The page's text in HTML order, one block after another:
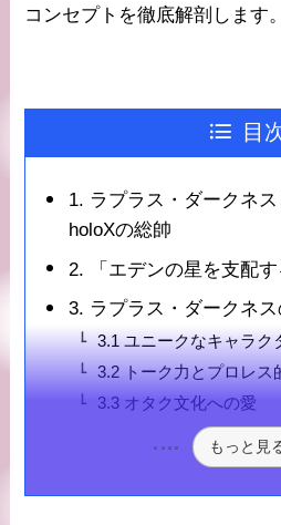
コンセプトを徹底解剖します。
目
1. ラプラス・ダークネ
holoXの総帥
2. 「エデンの星を支配
3. ラプラス・ダークネス
3.1 ユニークなキャラク
3.2 トーク力とプロレス
3.3 オタク文化への愛
もっと見